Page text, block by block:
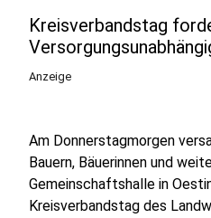
Kreisverbandstag
Anzeige
Am Donnerstagmorgen
Bauern, Bäuerinnen und
Gemeinschaftshalle in
Kreisverbandstag des